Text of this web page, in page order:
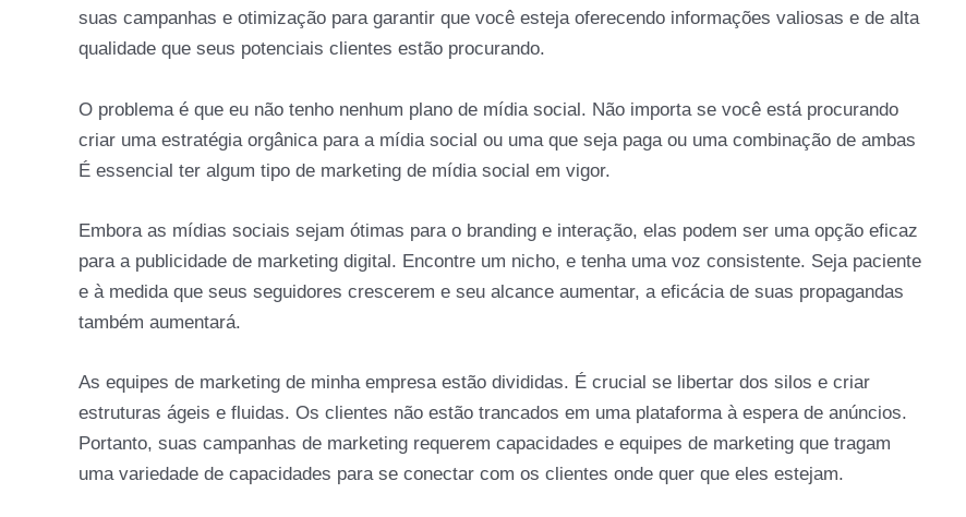
suas campanhas e otimização para garantir que você esteja oferecendo informações valiosas e de alta
qualidade que seus potenciais clientes estão procurando.
O problema é que eu não tenho nenhum plano de mídia social. Não importa se você está procurando
criar uma estratégia orgânica para a mídia social ou uma que seja paga ou uma combinação de ambas
É essencial ter algum tipo de marketing de mídia social em vigor.
Embora as mídias sociais sejam ótimas para o branding e interação, elas podem ser uma opção eficaz
para a publicidade de marketing digital. Encontre um nicho, e tenha uma voz consistente. Seja paciente
e à medida que seus seguidores crescerem e seu alcance aumentar, a eficácia de suas propagandas
também aumentará.
As equipes de marketing de minha empresa estão divididas. É crucial se libertar dos silos e criar
estruturas ágeis e fluidas. Os clientes não estão trancados em uma plataforma à espera de anúncios.
Portanto, suas campanhas de marketing requerem capacidades e equipes de marketing que tragam
uma variedade de capacidades para se conectar com os clientes onde quer que eles estejam.